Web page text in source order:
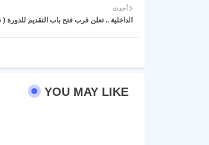
أحدث
الداخلية .. تعلن قرب فتح باب التقديم للدورة ( 56 ) ضباط عالية للمفوضين .
YOU MAY LIKE